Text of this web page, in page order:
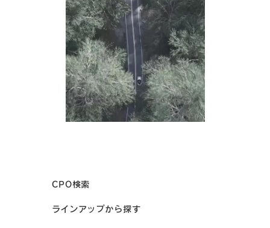
CPO検索
ラインアップから探す